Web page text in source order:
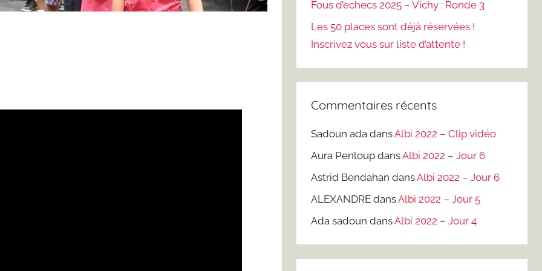
Fous d’echecs 2025 – Vichy : Ronde 3
Les 50 places sont déjà réservées !
Inscrivez vous sur liste d’attente !
Commentaires récents
Sadoun ada dansAlbi 2022 – Clip vidéo
Aura Penloup dansAlbi 2022 – Jour 6
Astrid Bendahan dansAlbi 2022 – Jour 6
ALEXANDRE dansAlbi 2022 – Jour 5
Ada sadoun dansAlbi 2022 – Jour 4